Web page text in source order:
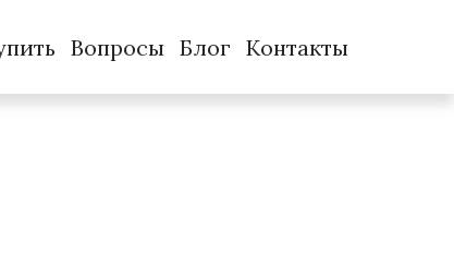
Вопросы Блог Контакты